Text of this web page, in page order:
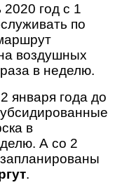
2020 год с 1
по
воздушных
в неделю.
января года до
в
А со 2
.